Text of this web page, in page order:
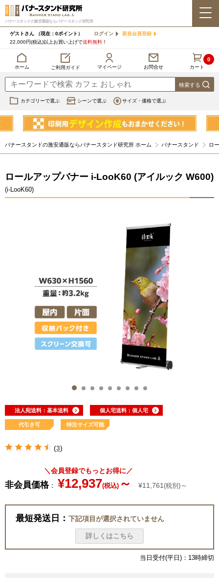
バナースタンドの激安通販ならバナースタンド研究所
ゲストさん （現在：0ポイント） ログイン
新規会員登録
22,000円(税込)以上お買い上げで送料無料 ！
ホーム ご利用ガイド マイページ お問合せ カート
0
カテゴリーで選ぶ シーンで選ぶ サイズ・価格で選ぶ
バナースタンドの激安通販ならバナースタンド研究所 ホーム バナースタンド ロ
ロールアップバナー i-LooK60 (アイルック W600)
(i-LooK60)
法人宛送料：基本送料 個人宅送料：個人宅
代引き可 特注サイズ可能
(3)
＼会員登録でもっとお得に／
非会員価格： ¥12,937(税込) ～ ¥11,761 (税別) ～
最短発送日： 下記項目が選択されていません
詳しくはこちら
当日受付(平日)：13時締切